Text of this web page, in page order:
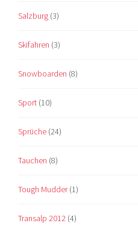
Salzburg (3)
Skifahren (3)
Snowboarden (8)
Sport (10)
Sprüche (24)
Tauchen (8)
Tough Mudder(1)
Transalp 2012 (4)